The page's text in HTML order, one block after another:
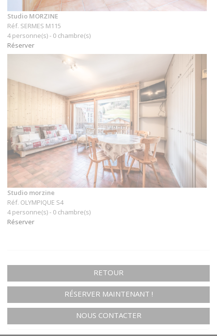
Studio MORZINE
Réf. SERMES M115
4 personne(s) - 0 chambre(s)
Réserver
Studio morzine
Réf. OLYMPIQUE S4
4 personne(s) - 0 chambre(s)
Réserver
RETOUR
RÉSERVER MAINTENANT !
NOUS CONTACTER